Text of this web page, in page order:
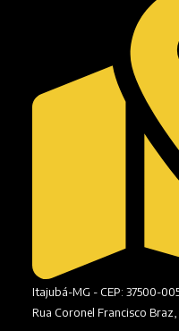
Itajubá-MG - CEP: 37500-
Rua Coronel Francisco